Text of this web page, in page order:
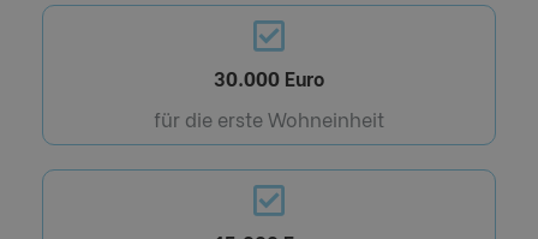
30.000 Euro
für die erste Wohneinheit